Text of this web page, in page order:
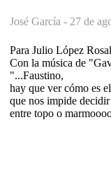
José García - 27 de
Para Julio López
Con la música de
"...Faustino,
hay que ver cómo es
que nos impide decidir
entre topo o